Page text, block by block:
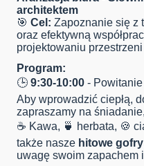
architektem
🎯 Cel: Zapoznanie się z
oraz efektywną
projektowaniu
Program:
🕒 9:30-10:00 -
Aby wprowadzić ciepłą,
zapraszamy na
☕ Kawa, 🍵 herbata, 🍪
także nasze hitowe gofry
uwagę swoim zapachem